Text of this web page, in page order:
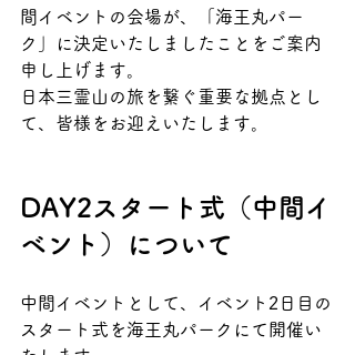
間イベントの会場が、「海王丸パー
ク」に決定いたしましたことをご案内
申し上げます。
日本三霊山の旅を繋ぐ重要な拠点とし
て、皆様をお迎えいたします。
DAY2スタート式（中間イ
ベント）について
中間イベントとして、イベント2日目の
スタート式を海王丸パークにて開催い